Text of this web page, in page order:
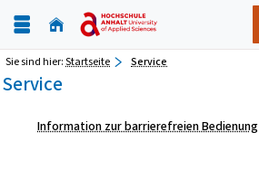
Sie sind hier:Startseite Service
Service
Information zur barrierefreien Bedienung